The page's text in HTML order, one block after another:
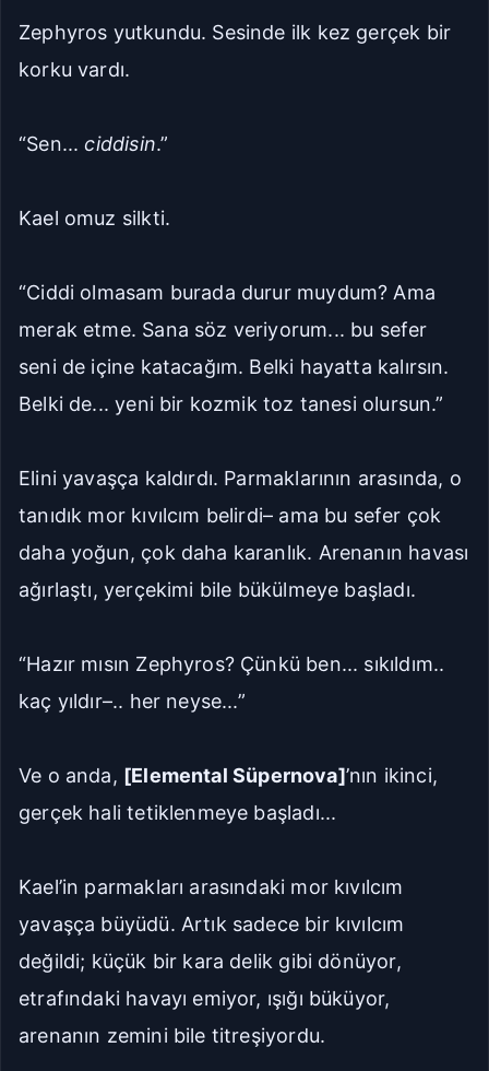
Zephyros yutkundu. Sesinde ilk kez gerçek bir
korku vardı.
“Sen...ciddisin.”
Kael omuz silkti.
“Ciddi olmasam burada durur muydum? Ama
merak etme. Sana söz veriyorum... bu sefer
seni de içine katacağım. Belki hayatta kalırsın.
Belki de... yeni bir kozmik toz tanesi olursun.”
Elini yavaşça kaldırdı. Parmaklarının arasında, o
tanıdık mor kıvılcım belirdi– ama bu sefer çok
daha yoğun, çok daha karanlık. Arenanın havası
ağırlaştı, yerçekimi bile bükülmeye başladı.
“Hazır mısın Zephyros? Çünkü ben... sıkıldım..
kaç yıldır–.. her neyse...”
Ve o anda, [Elemental Süpernova]’nın ikinci,
gerçek hali tetiklenmeye başladı...
Kael’in parmakları arasındaki mor kıvılcım
yavaşça büyüdü. Artık sadece bir kıvılcım
değildi; küçük bir kara delik gibi dönüyor,
etrafındaki havayı emiyor, ışığı büküyor,
arenanın zemini bile titreşiyordu.